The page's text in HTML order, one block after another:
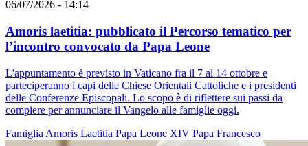
06/07/2026 - 14:14
Amoris laetitia: pubblicato il Percorso tematico per
l’incontro convocato da Papa Leone
L'appuntamento è previsto in Vaticano fra il 7 al 14 ottobre e
parteciperanno i capi delle Chiese Orientali Cattoliche e i presidenti
delle Conferenze Episcopali. Lo scopo è di riflettere sui passi da
compiere per annunciare il Vangelo alle famiglie oggi.
Famiglia Amoris Laetitia Papa Leone XIV Papa Francesco